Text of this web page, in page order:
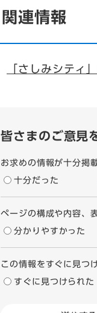
関連情報
「さしみシティ
皆さまのご意見
お求めの情報が十分掲
十分だった
ページの構成や内容、
分かりやすかった
この情報をすぐに見つ
すぐに見つけられた